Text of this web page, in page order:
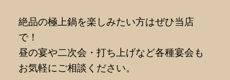
絶品の極上鍋を楽しみたい方はぜひ当店
で！
昼の宴や二次会・打ち上げなど各種宴会も
お気軽にご相談ください。